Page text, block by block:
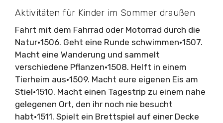
Aktivitäten für Kinder im Sommer draußen
Fahrt mit dem Fahrrad oder Motorrad durch die
Natur•1506. Geht eine Runde schwimmen•1507.
Macht eine Wanderung und sammelt
verschiedene Pflanzen•1508. Helft in einem
Tierheim aus•1509. Macht eure eigenen Eis am
Stiel•1510. Macht einen Tagestrip zu einem nahe
gelegenen Ort, den ihr noch nie besucht
habt•1511. Spielt ein Brettspiel auf einer Decke